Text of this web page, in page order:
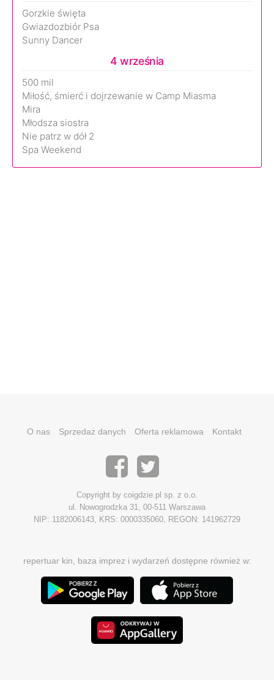
Gorzkie święta
Gwiazdozbiór Psa
Sunny Dancer
4 września
500 mil
Miłość, śmierć i dojrzewanie w Camp Miasma
Mira
Młodsza siostra
Nie patrz w dół 2
Spa Weekend
O nas Sprzedaż danych Oferta reklamowa Kontakt
Copyright by coigdzie.pl sp. z o.o.
ul. Nowogrodzka 31, 00-511 Warszawa
NIP: 1182006143, KRS: 0000335060, REGON: 141962729
repertuar kin, baza imprez i wydarzeń dostępne również w: